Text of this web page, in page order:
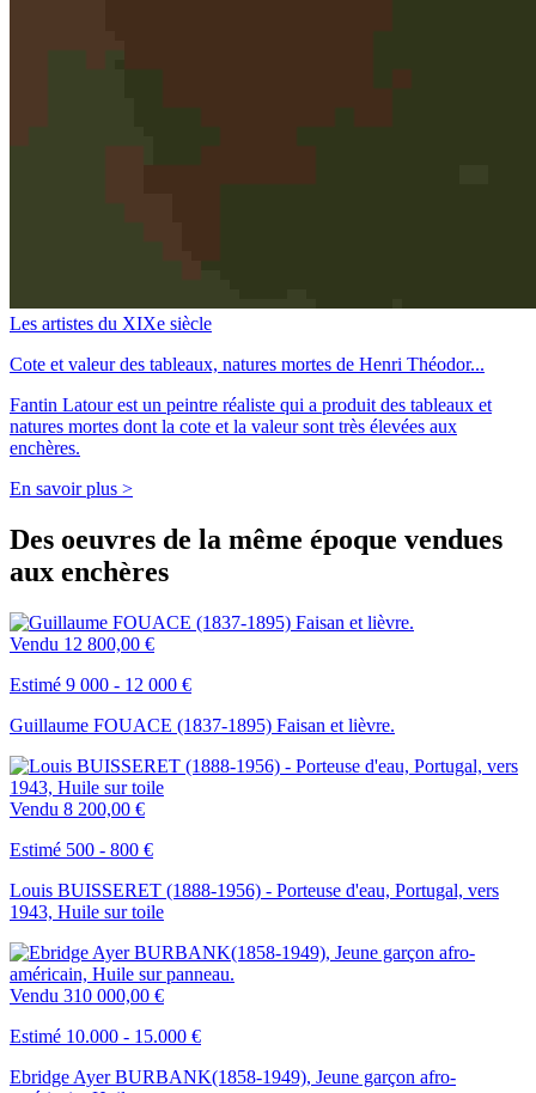
Les artistes du XIXe siècle
Cote et valeur des tableaux, natures mortes de Henri Théodor...
Fantin Latour est un peintre réaliste qui a produit des tableaux et
natures mortes dont la cote et la valeur sont très élevées aux
enchères.
En savoir plus >
Des oeuvres de la même époque vendues
aux enchères
Vendu 12 800,00 €
Estimé 9 000 - 12 000 €
Guillaume FOUACE (1837-1895) Faisan et lièvre.
Vendu 8 200,00 €
Estimé 500 - 800 €
Louis BUISSERET (1888-1956) - Porteuse d'eau, Portugal, vers
1943, Huile sur toile
Vendu 310 000,00 €
Estimé 10.000 - 15.000 €
Ebridge Ayer BURBANK(1858-1949), Jeune garçon afro-